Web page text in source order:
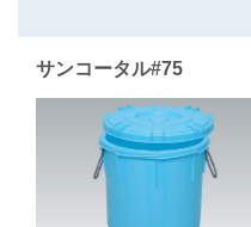
サンコータル#75